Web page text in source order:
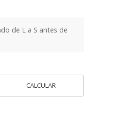
de L a S antes de
CALCULAR